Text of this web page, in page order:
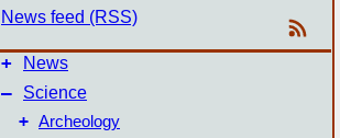
News feed (RSS)
+ News
–
Science
+ Archeology